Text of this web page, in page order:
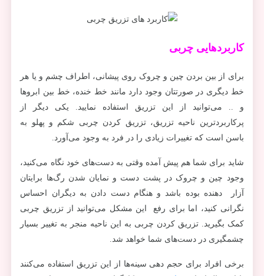
کاربردهایی چربی
برای از بین بردن چین و چروک روی پیشانی، اطراف چشم و یا هر
خط دیگری در صورتتان وجود دارد مانند خط خنده، خط بین ابروها
و .. می‌توانید از این تزریق استفاده نمایید. یکی دیگر از
پرکاربردترین ناحیه تزریق، تزریق کردن چربی شکم و پهلو به
باسن است که تغییرات زیادی را در فرد به وجود می‌آورد.
شاید برای شما هم پیش آمده وقتی به دست‌های خود نگاه می‌کنید،
وجود چین و چروک در پشت دست و نمایان شدن رگ‌ها برایتان
آزار دهنده بوده باشد و هنگام دست دادن به دیگران احساس
نگرانی کنید، اما برای رفع این مشکل می‌توانید از تزریق چربی
کمک بگیرید. تزریق کردن چربی به این ناحیه منجر به تغییر بسیار
چشمگیری در دست‌های شما خواهد شد.
برخی افراد برای حجم دهی سینه‌ها از این تزریق استفاده می‌کنند